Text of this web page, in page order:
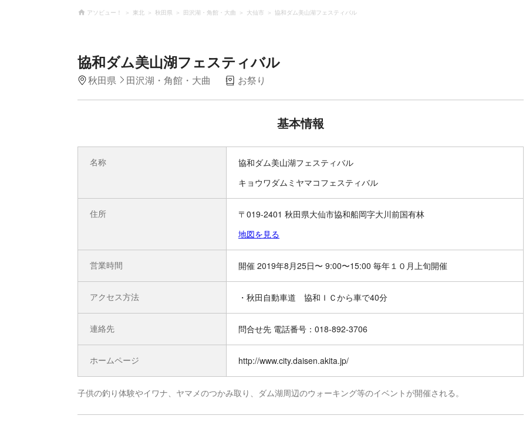
アソビュー！ 東北 秋田県 田沢湖・角館・大曲 大仙市 協和ダム美山湖フェスティバル
協和ダム美山湖フェスティバル
秋田県 田沢湖・角館・大曲 お祭り
基本情報
名称
協和ダム美山湖フェスティバル
キョウワダムミヤマコフェスティバル
住所
〒019-2401 秋田県大仙市協和船岡字大川前国有林
地図を見る
営業時間 開催 2019年8月25日〜 9:00〜15:00 毎年１０月上旬開催
アクセス方法 ・秋田自動車道 協和ＩＣから車で40分
連絡先 問合せ先 電話番号：018-892-3706
ホームページ http://www.city.daisen.akita.jp/
子供の釣り体験やイワナ、ヤマメのつかみ取り、ダム湖周辺のウォーキング等のイベントが開催される。